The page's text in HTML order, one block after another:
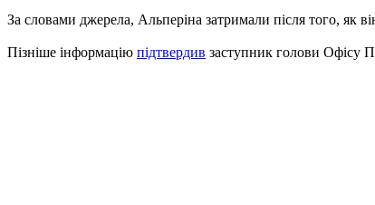
За словами джерела, Альперіна затримали після того, як
Пізніше інформацію підтвердив заступник голови Офісу